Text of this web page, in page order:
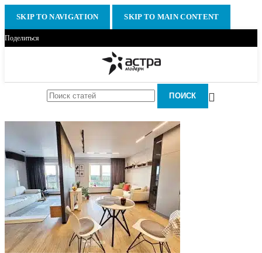
SKIP TO NAVIGATION SKIP TO MAIN CONTENT
Поделиться
ПОИСК